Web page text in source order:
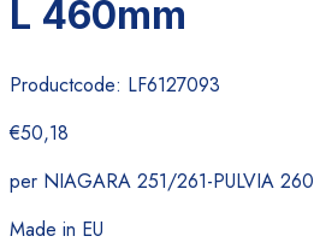
L 460mm
Productcode: LF6127093
€50,18
per NIAGARA 251/261-PULVIA 260
Made in EU